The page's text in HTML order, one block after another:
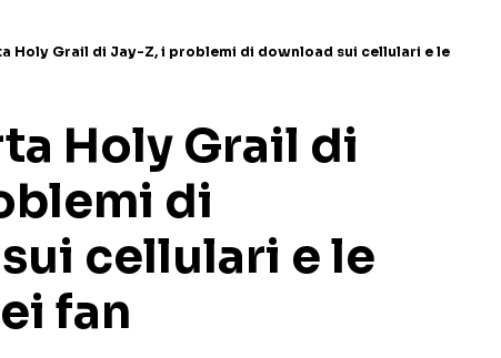
Holy Grail di Jay-Z, i problemi di download sui cellulari e le
Holy Grail di
di
cellulari e le
fan